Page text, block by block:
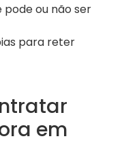
pode ou não ser
para reter
em